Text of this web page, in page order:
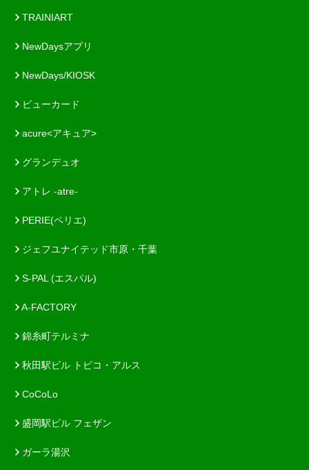
TRAINIART
NewDaysアプリ
NewDays/KIOSK
ビューカード
acure<アキュア>
グランデュオ
アトレ -atre-
PERIE(ペリエ)
ジェフユナイテッド市原・千葉
S-PAL (エスパル)
A-FACTORY
錦糸町テルミナ
秋田駅ビル トピコ・アルス
CoCoLo
盛岡駅ビル フェザン
ガーラ湯沢